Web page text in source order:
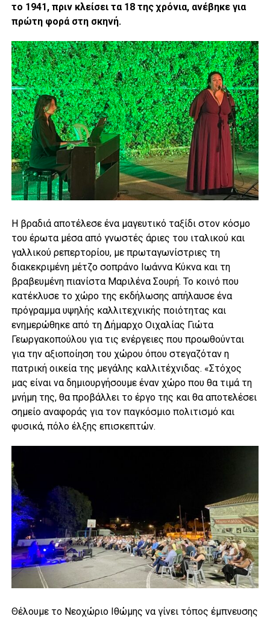
το 1941, πριν κλείσει τα 18 της χρόνια, ανέβηκε για
πρώτη φορά στη σκηνή.
Η βραδιά αποτέλεσε ένα μαγευτικό ταξίδι στον κόσμο
του έρωτα μέσα από γνωστές άριες του ιταλικού και
γαλλικού ρεπερτορίου, με πρωταγωνίστριες τη
διακεκριμένη μέτζο σοπράνο Ιωάννα Κύκνα και τη
βραβευμένη πιανίστα Μαριλένα Σουρή. Το κοινό που
κατέκλυσε το χώρο της εκδήλωσης απήλαυσε ένα
πρόγραμμα υψηλής καλλιτεχνικής ποιότητας και
ενημερώθηκε από τη Δήμαρχο Οιχαλίας Γιώτα
Γεωργακοπούλου για τις ενέργειες που προωθούνται
για την αξιοποίηση του χώρου όπου στεγαζόταν η
πατρική οικεία της μεγάλης καλλιτέχνιδας. «Στόχος
μας είναι να δημιουργήσουμε έναν χώρο που θα τιμά τη
μνήμη της, θα προβάλλει το έργο της και θα αποτελέσει
σημείο αναφοράς για τον παγκόσμιο πολιτισμό και
φυσικά, πόλο έλξης επισκεπτών.
Θέλουμε το Νεοχώριο Ιθώμης να γίνει τόπος έμπνευσης